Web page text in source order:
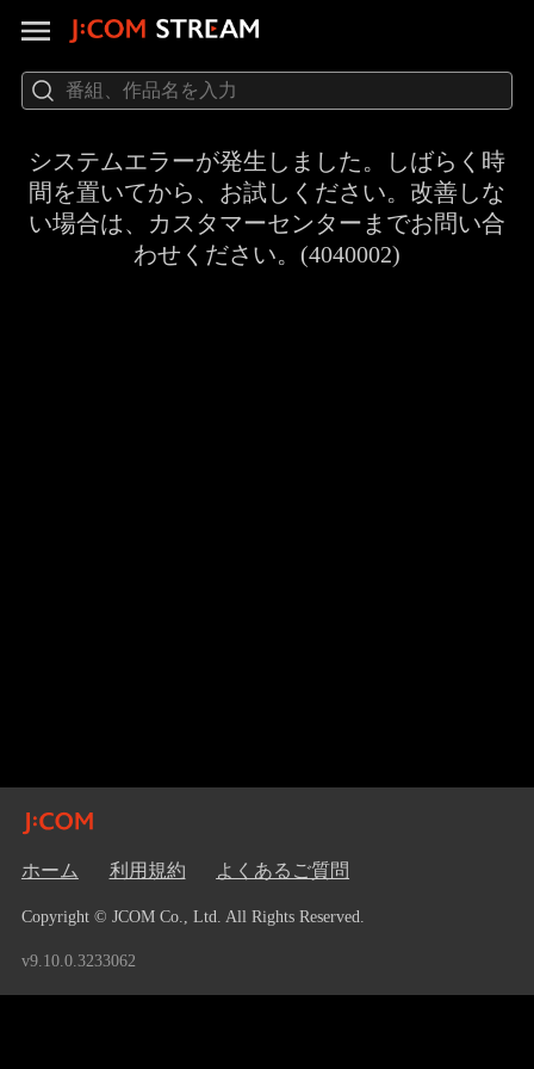
システムエラーが発生しました。しばらく時
間を置いてから、お試しください。改善しな
い場合は、カスタマーセンターまでお問い合
わせください。(4040002)
ホーム 利用規約 よくあるご質問
Copyright © JCOM Co., Ltd. All Rights Reserved.
v9.10.0.3233062